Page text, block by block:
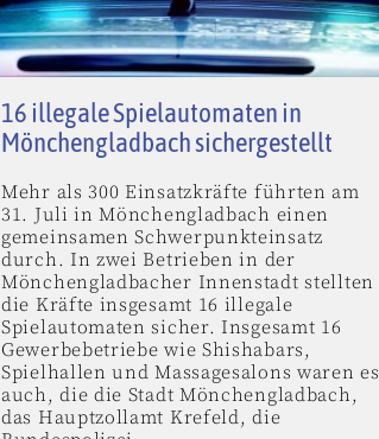
16 illegale Spielautomaten in
Mönchengladbach sichergestellt
Mehr als 300 Einsatzkräfte führten am
31. Juli in Mönchengladbach einen
gemeinsamen Schwerpunkteinsatz
durch. In zwei Betrieben in der
Mönchengladbacher Innenstadt stellten
die Kräfte insgesamt 16 illegale
Spielautomaten sicher. Insgesamt 16
Gewerbebetriebe wie Shishabars,
Spielhallen und Massagesalons waren es
auch, die die Stadt Mönchengladbach,
das Hauptzollamt Krefeld, die